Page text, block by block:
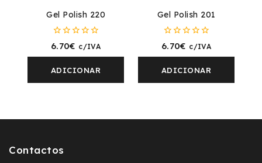
Gel Polish 220
0
fora
5
6.70€ c/IVA
ADICIONAR
Gel Polish 201
0
fora
5
6.70€ c/IVA
ADICIONAR
Contactos